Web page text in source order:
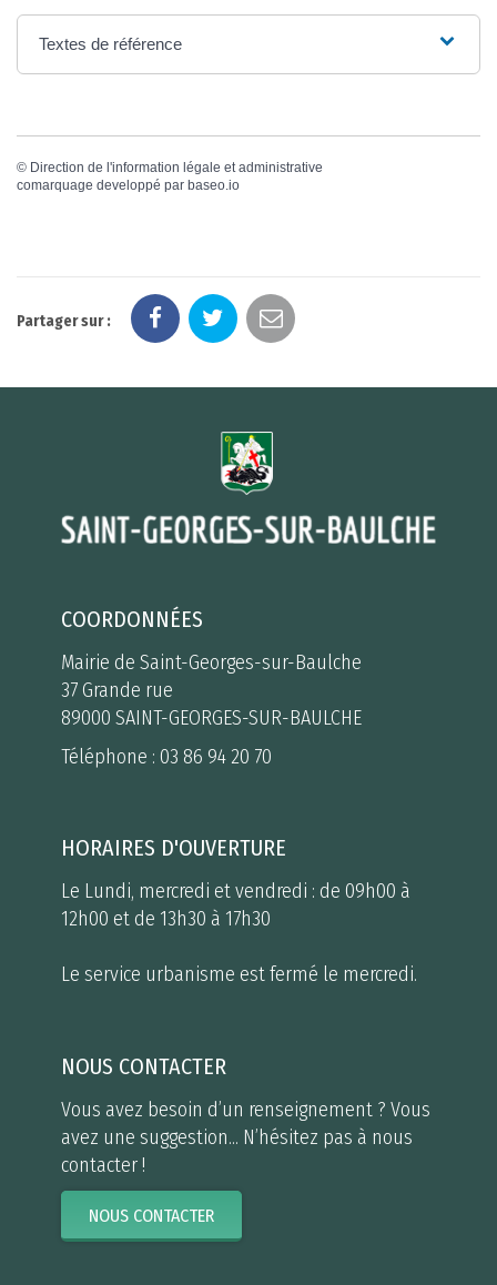
Textes de référence
© Direction de l'information légale et administrative
comarquage developpé par baseo.io
Partager sur :
COORDONNÉES
Mairie de Saint-Georges-sur-Baulche
37 Grande rue
89000 SAINT-GEORGES-SUR-BAULCHE
Téléphone : 03 86 94 20 70
HORAIRES D'OUVERTURE
Le Lundi, mercredi et vendredi : de 09h00 à
12h00 et de 13h30 à 17h30
Le service urbanisme est fermé le mercredi.
NOUS CONTACTER
Vous avez besoin d’un renseignement ? Vous
avez une suggestion... N’hésitez pas à nous
contacter !
NOUS CONTACTER